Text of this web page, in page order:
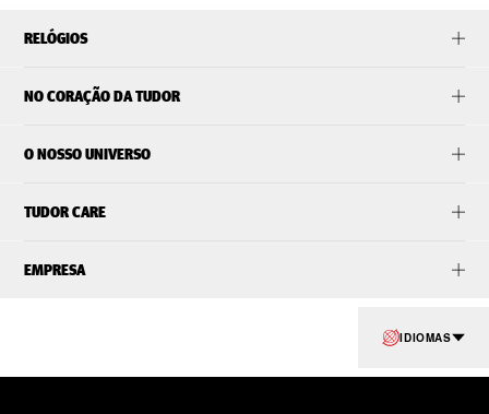
RELÓGIOS
NO CORAÇÃO DA TUDOR
O NOSSO UNIVERSO
TUDOR CARE
EMPRESA
IDIOMAS